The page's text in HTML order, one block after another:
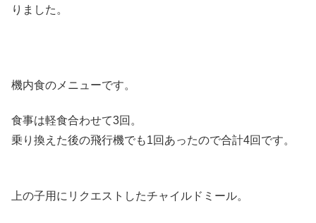
りました。
機内食のメニューです。
食事は軽食合わせて3回。
乗り換えた後の飛行機でも1回あったので合計4回です。
上の子用にリクエストしたチャイルドミール。